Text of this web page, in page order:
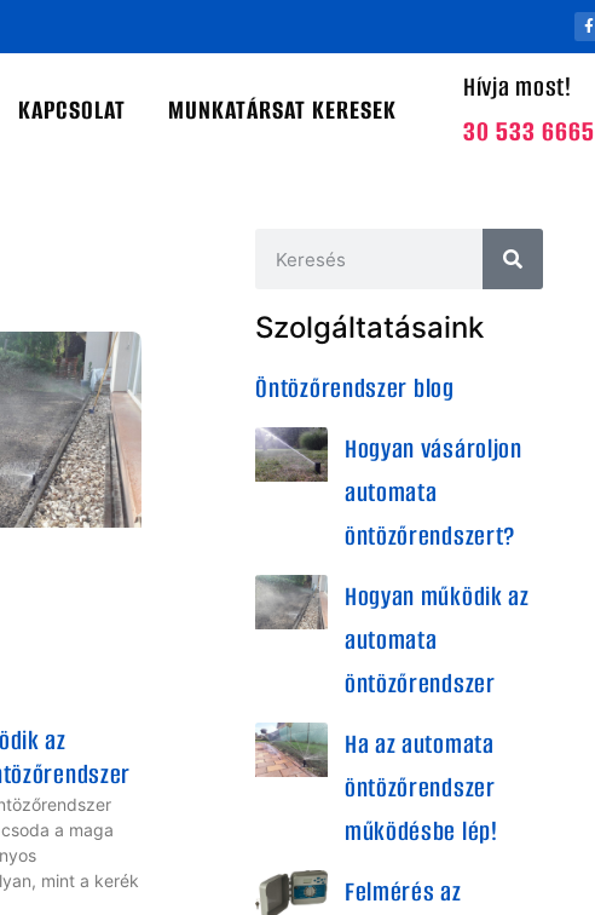
KAPCSOLAT MUNKATÁRSAT KERESEK
Hívja most!
30 533 6665
az
a maga
mint a kerék
Szolgáltatásaink
Öntözőrendszer blog
Hogyan vásároljon
automata
öntözőrendszert?
Hogyan működik az
automata
öntözőrendszer
Ha az automata
öntözőrendszer
működésbe lép!
Felmérés az